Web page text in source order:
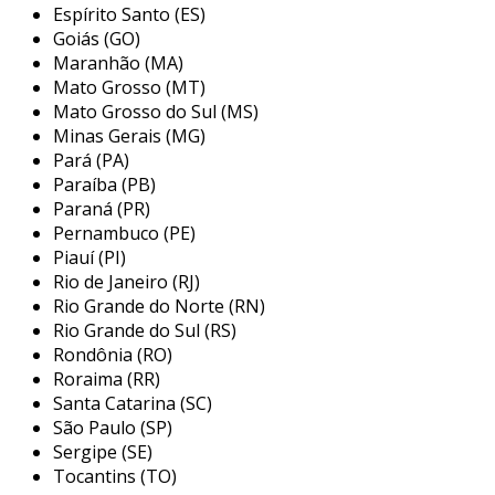
evitando derramamentos potencialmente
perigosos.
principais aplicações do selo
mecânico duplo
a versatilidade do selo mecânico duplo o torna
ideal para uma vasta gama de aplicações
industriais, especialmente onde há risco de
vazamentos que podem comprometer a
segurança ou o meio ambiente. entre as
principais aplicações, destacam-se:
indústria química:utilizado em
processos que manipulam substâncias
perigosas, garantindo a contenção eficaz
de produtos químicos e prevenindo
contaminações.
indústria de petróleo e gás:
Espírito Santo (ES)
Goiás (GO)
Maranhão (MA)
Mato Grosso (MT)
Mato Grosso do Sul (MS)
Minas Gerais (MG)
Pará (PA)
Paraíba (PB)
Paraná (PR)
Pernambuco (PE)
Piauí (PI)
Rio de Janeiro (RJ)
Rio Grande do Norte (RN)
Rio Grande do Sul (RS)
Rondônia (RO)
Roraima (RR)
Santa Catarina (SC)
São Paulo (SP)
Sergipe (SE)
Tocantins (TO)